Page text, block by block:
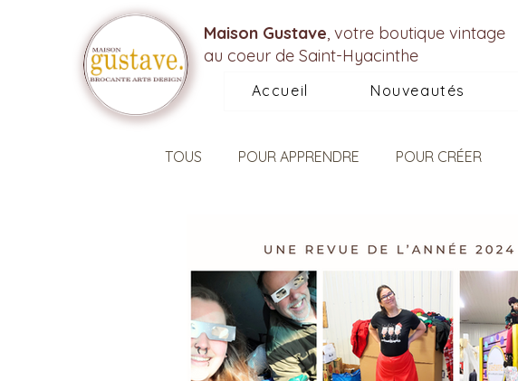
Maison Gustave, votre boutique vintage
au coeur de Saint-Hyacinthe
Accueil Nouveautés
TOUS POUR APPRENDRE POUR CRÉER